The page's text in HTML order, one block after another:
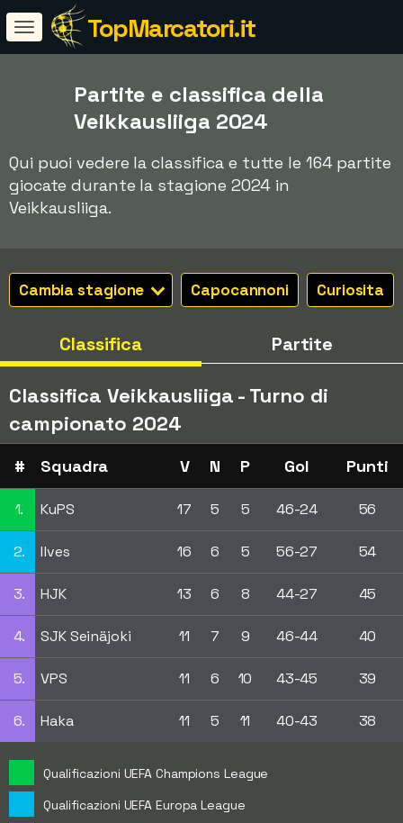
TopMarcatori.it
Partite e classifica della
Veikkausliiga 2024
Qui puoi vedere la classifica e tutte le 164 partite
giocate durante la stagione 2024 in
Veikkausliiga.
Cambia stagione Capocannoni Curiosita
Classifica Partite
Classifica Veikkausliiga - Turno di
campionato 2024
# Squadra V N P Gol Punti
1. KuPS 17 5 5 46-24 56
2. Ilves 16 6 5 56-27 54
3. HJK 13 6 8 44-27 45
4. SJK Seinäjoki 11 7 9 46-44 40
5. VPS 11 6 10 43-45 39
6. Haka 11 5 11 40-43 38
Qualificazioni UEFA Champions League
Qualificazioni UEFA Europa League